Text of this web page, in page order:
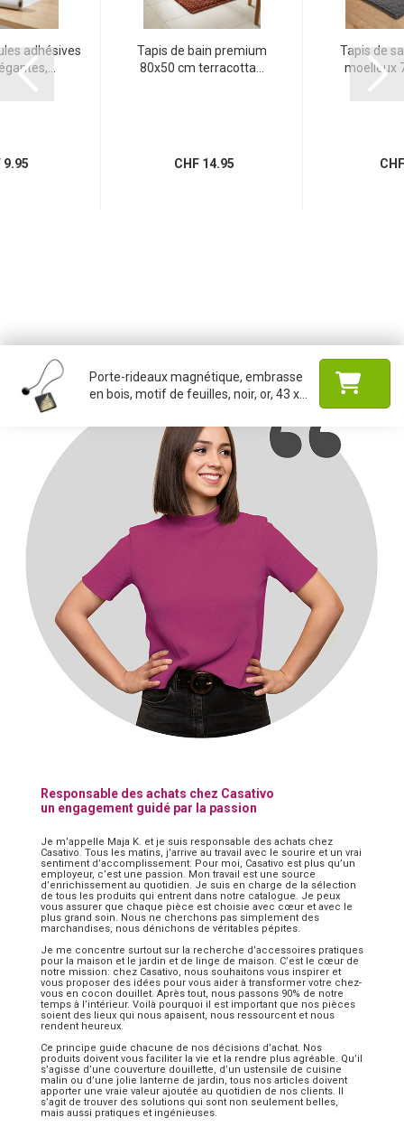
adhésives
Tapis de bain premium
80x50 cm terracotta...
CHF 14.95
Tapis de
moelleux
Porte-rideaux magnétique, embrasse
en bois, motif de feuilles, noir, or, 43 x...
Responsable des achats chez Casativo
un engagement guidé par la passion
Je m’appelle Maja K. et je suis responsable des achats chez
Casativo. Tous les matins, j’arrive au travail avec le sourire et un vrai
sentiment d’accomplissement. Pour moi, Casativo est plus qu’un
employeur, c’est une passion. Mon travail est une source
d’enrichissement au quotidien. Je suis en charge de la sélection
de tous les produits qui entrent dans notre catalogue. Je peux
vous assurer que chaque pièce est choisie avec cœur et avec le
plus grand soin. Nous ne cherchons pas simplement des
marchandises, nous dénichons de véritables pépites.
Je me concentre surtout sur la recherche d’accessoires pratiques
pour la maison et le jardin et de linge de maison. C’est le cœur de
notre mission: chez Casativo, nous souhaitons vous inspirer et
vous proposer des idées pour vous aider à transformer votre chez-
vous en cocon douillet. Après tout, nous passons 90% de notre
temps à l’intérieur. Voilà pourquoi il est important que nos pièces
soient des lieux qui nous apaisent, nous ressourcent et nous
rendent heureux.
Ce principe guide chacune de nos décisions d’achat. Nos
produits doivent vous faciliter la vie et la rendre plus agréable. Qu’il
s’agisse d’une couverture douillette, d’un ustensile de cuisine
malin ou d’une jolie lanterne de jardin, tous nos articles doivent
apporter une vraie valeur ajoutée au quotidien de nos clients. Il
s’agit de trouver des solutions qui sont non seulement belles,
mais aussi pratiques et ingénieuses.